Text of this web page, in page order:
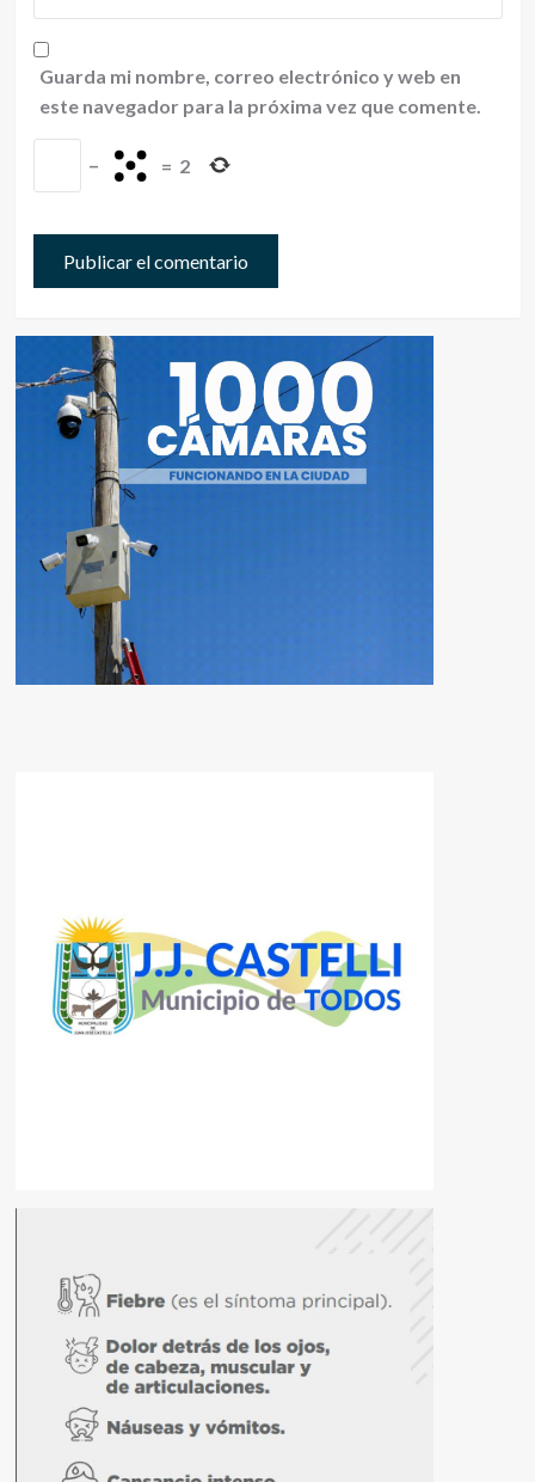
Guarda mi nombre, correo electrónico y web en
este navegador para la próxima vez que comente.
− = 2